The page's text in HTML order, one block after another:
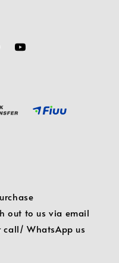
out to us via email
call/ WhatsApp us